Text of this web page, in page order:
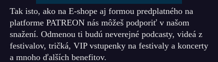
Tak isto, ako na E-shope aj formou predplatného na
platforme PATREON nás môžeš podporiť v našom
snažení. Odmenou ti budú neverejné podcasty, videá z
festivalov, tričká, VIP vstupenky na festivaly a koncerty
a mnoho ďalších benefitov.